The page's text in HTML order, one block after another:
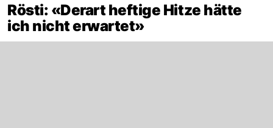
Rösti: «Derart heftige Hitze hätte
ich nicht erwartet»